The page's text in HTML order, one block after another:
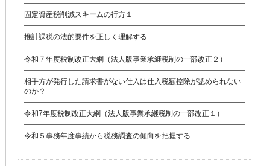
固定資産税削減スキームの行方１
推計課税の法的要件を正しく理解する
令和７年度税制改正大綱（法人版事業承継税制の一部改正２）
相手方が発行した請求書がない仕入は仕入税額控除が認められない
のか？
令和7年度税制改正大綱（法人版事業承継税制の一部改正１）
令和５事務年度事績から税務調査の傾向を把握する